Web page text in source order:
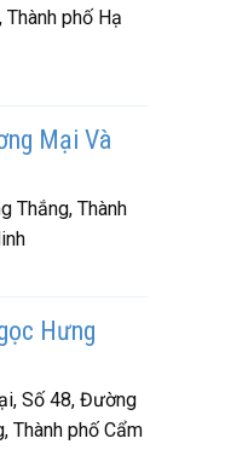
phố Hạ
Mại Và
Thắng, Thành
Hưng
Số 48, Đường
Thành phố Cẩm